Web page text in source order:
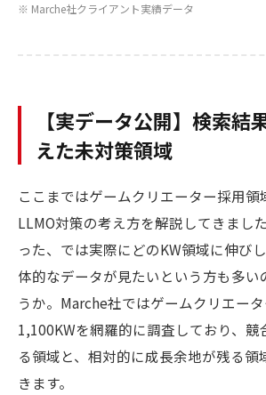
※ Marche社クライアント実績データ
【実データ公開】検索結
えた未対策領域
ここまではゲームクリエーター採用領
LLMO対策の考え方を解説してきまし
った、では実際にどのKW領域に伸び
体的なデータが見たいという方も多い
うか。Marche社ではゲームクリエー
1,100KWを網羅的に調査しており、競
る領域と、相対的に成長余地が残る領
きます。